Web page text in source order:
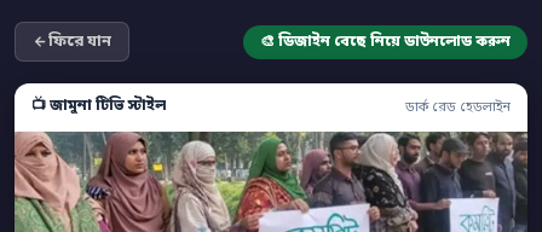
ফিরে যান 🎨 ডিজাইন বেছে নিয়ে ডাউনলোড করুন
📺 জামুনা টিভি স্টাইল ডার্ক রেড হেডলাইন